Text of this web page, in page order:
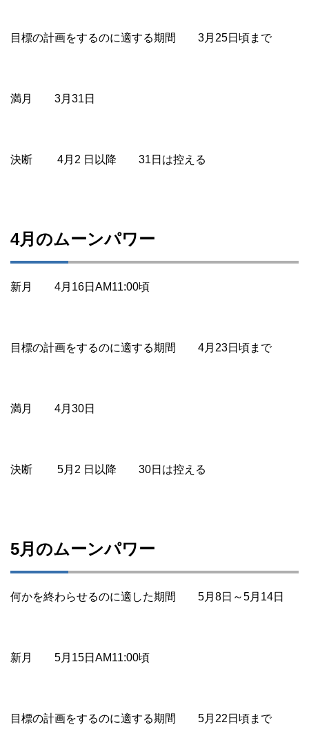
目標の計画をするのに適する期間 3月25日頃まで
満月 3月31日
決断 4月2 日以降 31日は控える
4月のムーンパワー
新月 4月16日AM11:00頃
目標の計画をするのに適する期間 4月23日頃まで
満月 4月30日
決断 5月2 日以降 30日は控える
5月のムーンパワー
何かを終わらせるのに適した期間 5月8日～5月14日
新月 5月15日AM11:00頃
目標の計画をするのに適する期間 5月22日頃まで